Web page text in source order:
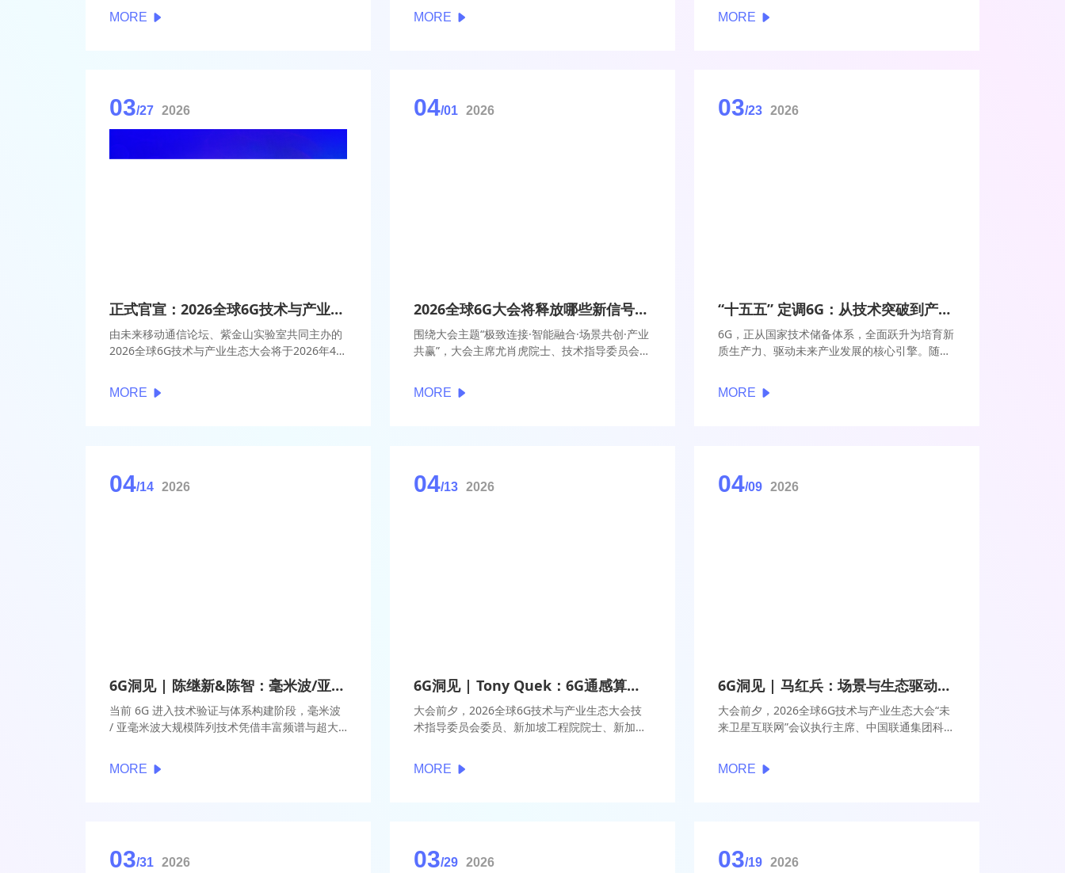
6G相对5G约提升20倍，相对5G-A仅2倍。体验
速率方面，6G也曾经设想体验速率为1-
MORE
以人工智能为内生能力，推动网络跃升为支撑智
能社会运行的核心基础设施。
MORE
作“全球大脑”，认为新一代通信网络将融合地面
与空天系统，形成无缝智能连接体系，并在人工
MORE
03/27 2026
正式官宣：2026全球6G技术与产业生态大会即将召开
由未来移动通信论坛、紫金山实验室共同主办的
2026全球6G技术与产业生态大会将于2026年4月
融合·场景共创·产业共赢”为主题，延续“学术引领
+产业对接”的融合思路，汇聚全球创新力量，打
MORE
04/01 2026
2026全球6G大会将释放哪些新信号？大会四位主席深度解读
围绕大会主题“极致连接·智能融合·场景共创·产业
共赢”，大会主席尤肖虎院士、技术指导委员会主
富军，从不同角度解读了2026全球6G技术与产
业生态大会的设计思路与核心亮点。
MORE
03/23 2026
“十五五” 定调6G：从技术突破到产业引擎，全球6G大会的战略回应与实践落地
6G，正从国家技术储备体系，全面跃升为培育新
质生产力、驱动未来产业发展的核心引擎。随着
家未来产业核心赛道，其战略定位实现从 “前瞻
布局” 到 “产业培育” 的关键升级。作为全球 6G
方位回应 “十五五” 规划对 6G 发展的定位与要
MORE
04/14 2026
6G洞见 | 陈继新&陈智：毫米波/亚毫米波大规模阵列技术已成为6G高频通信的核心支撑
当前 6G 进入技术验证与体系构建阶段，毫米波
/ 亚毫米波大规模阵列技术凭借丰富频谱与超大
协同难等挑战，需依托全息通信、车联网、智慧
MORE
04/13 2026
6G洞见 | Tony Quek：6G通感算智融合新风口，低空经济与物理AI率先规模化
大会前夕，2026全球6G技术与产业生态大会技
术指导委员会委员、新加坡工程院院士、新加坡
经济和物理AI将成为6G通感算智融合最有可能率
MORE
04/09 2026
6G洞见 | 马红兵：场景与生态驱动6G卫星互联网发展
大会前夕，2026全球6G技术与产业生态大会“未
来卫星互联网”会议执行主席、中国联通集团科技
升级为全域覆盖的核心能力，将与地面网络深度
MORE
03/31 2026 03/29 2026 03/19 2026